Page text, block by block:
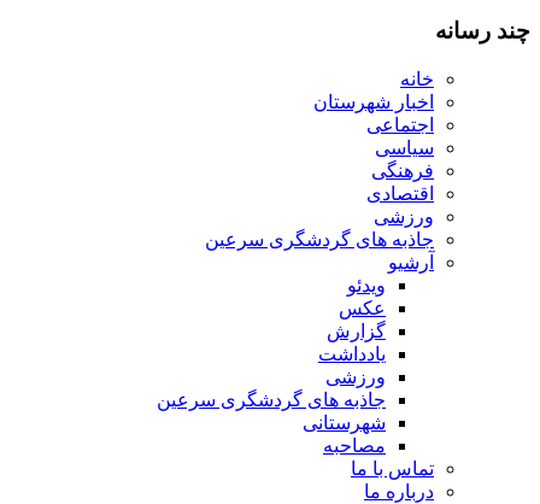
چند رسانه
خانه
اخبار شهرستان
اجتماعی
سیاسی
فرهنگی
اقتصادی
ورزشی
جاذبه های گردشگری سرعین
آرشیو
ویدئو
عکس
گزارش
یادداشت
ورزشی
جاذبه های گردشگری سرعین
شهرستانی
مصاحبه
تماس با ما
درباره ما